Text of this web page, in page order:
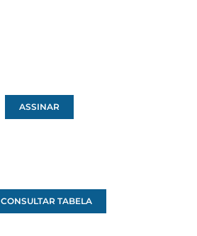
ASSINAR
CONSULTAR TABELA